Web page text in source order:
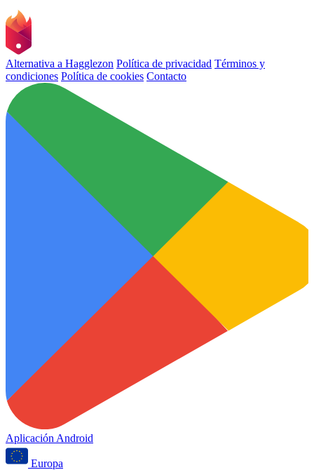
Alternativa a Hagglezon Política de privacidad Términos y
condiciones Política de cookies Contacto
Aplicación Android
Europa